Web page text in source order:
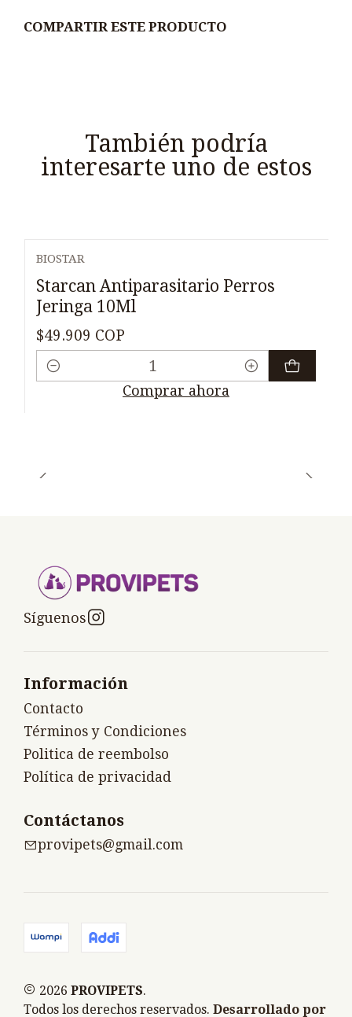
COMPARTIR ESTE PRODUCTO
También podría
interesarte uno de estos
BIOSTAR
Starcan Antiparasitario Perros
Jeringa 10Ml
$49.909 COP
Cantidad
Comprar ahora
Síguenos
Información
Contacto
Términos y Condiciones
Politica de reembolso
Política de privacidad
Contáctanos
provipets@gmail.com
2026 PROVIPETS.
Todos los derechos reservados. Desarrollado por